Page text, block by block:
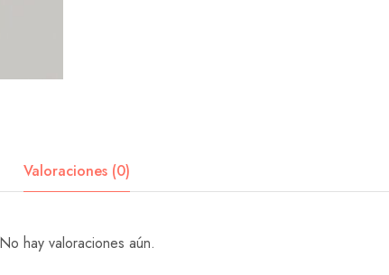
Valoraciones (0)
No hay valoraciones aún.